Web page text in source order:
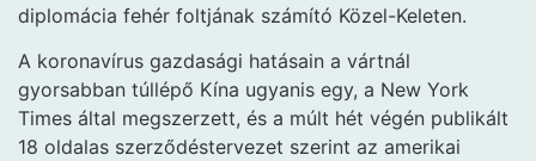
diplomácia fehér foltjának számító Közel-Keleten.
A koronavírus gazdasági hatásain a vártnál
gyorsabban túllépő Kína ugyanis egy, a New York
Times által megszerzett, és a múlt hét végén publikált
18 oldalas szerződéstervezet szerint az amerikai